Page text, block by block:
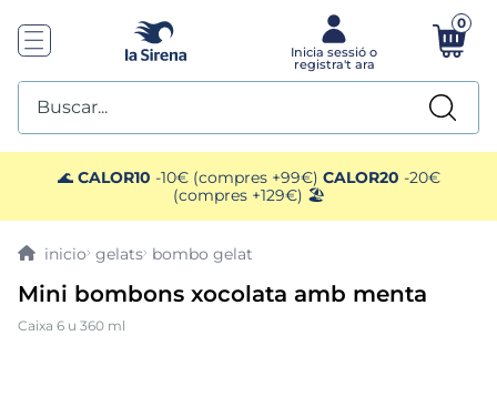
0
Buscar...
🌊 CALOR10 -10€ (compres +99€) CALOR20 -20€
(compres +129€) 🏖️
gelats bombo gelat
Mini bombons xocolata amb menta
Caixa 6 u 360 ml
TOP SEARCHES
1. mariscos
mango
3. menus